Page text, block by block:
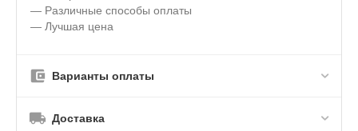
— Различные способы оплаты
— Лучшая цена
Варианты оплаты
Доставка